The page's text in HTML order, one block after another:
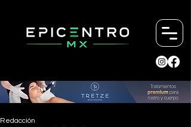
Redacción